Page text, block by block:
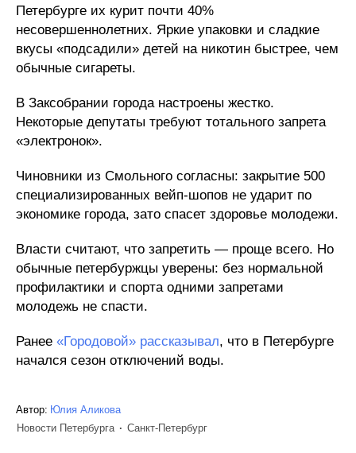
Петербурге их курит почти 40%
несовершеннолетних. Яркие упаковки и сладкие
вкусы «подсадили» детей на никотин быстрее, чем
обычные сигареты.
В Заксобрании города настроены жестко.
Некоторые депутаты требуют тотального запрета
«электронок».
Чиновники из Смольного согласны: закрытие 500
специализированных вейп-шопов не ударит по
экономике города, зато спасет здоровье молодежи.
Власти считают, что запретить — проще всего. Но
обычные петербуржцы уверены: без нормальной
профилактики и спорта одними запретами
молодежь не спасти.
Ранее «Городовой» рассказывал, что в Петербурге
начался сезон отключений воды.
Автор: Юлия Аликова
Новости Петербурга
Санкт-Петербург